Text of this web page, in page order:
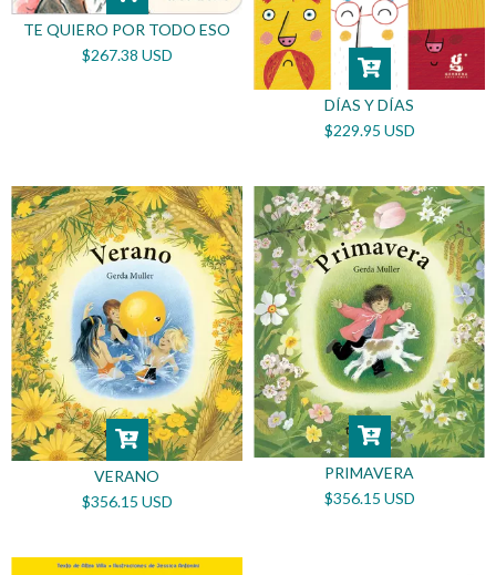
TE QUIERO POR TODO ESO
$267.38 USD
DÍAS Y DÍAS
$229.95 USD
VERANO
$356.15 USD
PRIMAVERA
$356.15 USD